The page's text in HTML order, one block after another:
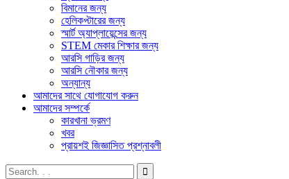
বিমানের জন্য
হেলিকপ্টারের জন্য
স্মার্ট অ্যাপ্লায়েন্সের জন্য
STEM মেকার শিক্ষার জন্য
আরসি গাড়ির জন্য
আরসি নৌকার জন্য
অন্যান্য
আমাদের সাথে যোগাযোগ করুন
আমাদের সম্পর্কে
কারখানা ভ্রমণ
খবর
প্রায়শই জিজ্ঞাসিত প্রশ্নাবলী